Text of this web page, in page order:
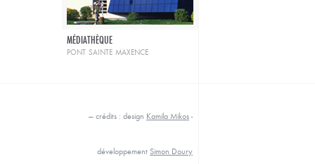
MÉDIATHÈQUE
pont sainte maxence
— crédits : design Kamila Mikos -
développement Simon Doury